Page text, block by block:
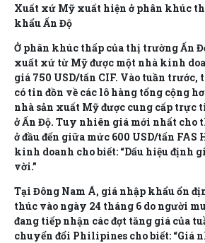
Xuất xứ Mỹ xuất hiện ở phân khúc
khẩu Ấn Độ
Ở phân khúc thấp của thị trường Ấn
xuất xứ từ Mỹ được một nhà kinh
giá 750 USD/tấn CIF. Vào tuần
có tin đồn về các lô hàng tổng cộng
nhà sản xuất Mỹ được cung cấp trực
ở Ấn Độ. Tuy nhiên giá mới nhất cho
ở đầu đến giữa mức 600 USD/tấn FAS
kinh doanh cho biết: “Dấu hiệu định
vời.”
Tại Đông Nam Á, giá nhập khẩu ổn
thúc vào ngày 24 tháng 6 do người
đang tiếp nhận các đợt tăng giá của
chuyển đổi Philipines cho biết: “Giá